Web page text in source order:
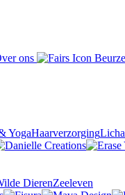
ons
YogaHaarverzorging
DierenZeeleven